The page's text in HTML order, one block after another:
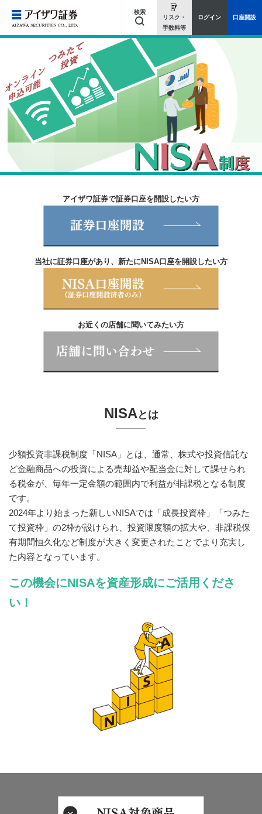
検索
キーワードを入力してください
リスク・
手数料等
ログイン 口座開設
アイザワ証券で証券口座を開設したい方
当社に証券口座があり、新たにNISA口座を開設したい方
お近くの店舗に聞いてみたい方
NISAとは
少額投資非課税制度「NISA」とは、通常、株式や投資信託な
ど金融商品への投資による売却益や配当金に対して課せられ
る税金が、毎年一定金額の範囲内で利益が非課税となる制度
です。
2024年より始まった新しいNISAでは「成長投資枠」「つみた
て投資枠」の2枠が設けられ、投資限度額の拡大や、非課税保
有期間恒久化など制度が大きく変更されたことでより充実し
た内容となっています。
この機会にNISAを資産形成にご活用くださ
い！